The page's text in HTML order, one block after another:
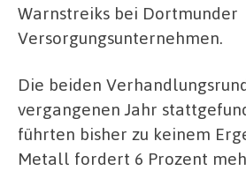
Warnstreiks bei Dortmunder
Versorgungsunternehmen.
Die beiden
vergangenen Jahr
führten bisher zu keinem
Metall fordert 6 Prozent